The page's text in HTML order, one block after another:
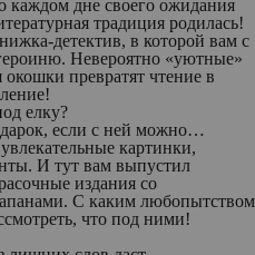
каждом дне своего ожидания
традиция родилась!
детектив, в которой вам с
Невероятно «уютные»
превратят чтение в
елку?
если с ней можно…
картинки,
И тут вам выпустил
издания со
С каким любопытством
что под ними!